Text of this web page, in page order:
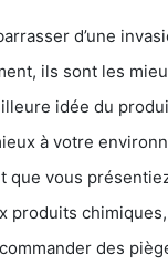
d’une
ils sont les
idée du
à votre
que vous
produits
des